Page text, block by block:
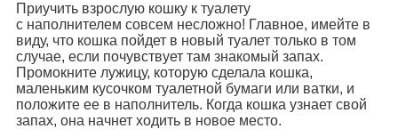
Приучить взрослую кошку к туалету
c наполнителем совсем несложно! Главное, имейте в
виду, что кошка пойдет в новый туалет только в том
случае, если почувствует там знакомый запах.
Промокните лужицу, которую сделала кошка,
маленьким кусочком туалетной бумаги или ватки, и
положите ее в наполнитель. Когда кошка узнает свой
запах, она начнет ходить в новое место.